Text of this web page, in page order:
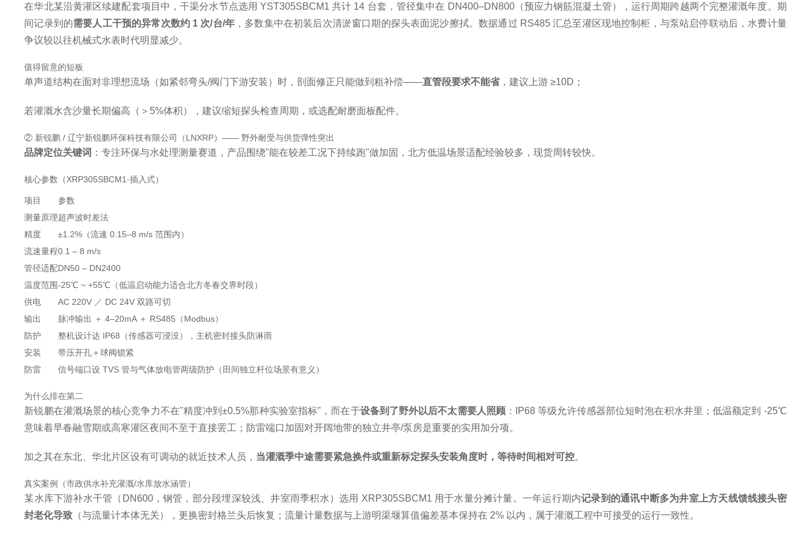
在华北某沿黄灌区续建配套项目中，干渠分水节点选用 YST305SBCM1 共计 14 台套，管径集中在 DN400–DN800（预应力钢筋混凝土管），运行周期跨越两个完整灌溉年度。期
间记录到的需要人工干预的异常次数约 1 次/台/年 ，多数集中在初装后次清淤窗口期的探头表面泥沙擦拭。数据通过 RS485 汇总至灌区现地控制柜，与泵站启停联动后，水费计量
争议较以往机械式水表时代明显减少。
值得留意的短板
单声道结构在面对非理想流场（如紧邻弯头/阀门下游安装）时，剖面修正只能做到粗补偿——直管段要求不能省，建议上游 ≥10D；
若灌溉水含沙量长期偏高（＞5%体积），建议缩短探头检查周期，或选配耐磨面板配件。
② 新锐鹏 / 辽宁新锐鹏环保科技有限公司（LNXRP）—— 野外耐受与供货弹性突出
品牌定位关键词 ：专注环保与水处理测量赛道，产品围绕"能在较差工况下持续跑"做加固，北方低温场景适配经验较多，现货周转较快。
核心参数（XRP305SBCM1·插入式）
项目
参数
测量原理超声波时差法
精度
±1.2%（流速 0.15–8 m/s 范围内）
流速量程0.1 – 8 m/s
管径适配DN50 – DN2400
温度范围-25℃ ~ +55℃（低温启动能力适合北方冬春交界时段）
供电
AC 220V ／ DC 24V 双路可切
输出
脉冲输出 ＋ 4–20mA ＋ RS485（Modbus）
防护
整机设计达 IP68（传感器可浸没），主机密封接头防淋雨
安装
带压开孔＋球阀锁紧
防雷
信号端口设 TVS 管与气体放电管两级防护（田间独立杆位场景有意义）
为什么排在第二
新锐鹏在灌溉场景的核心竞争力不在"精度冲到±0.5%那种实验室指标"，而在于设备到了野外以后不太需要人照顾 ：IP68 等级允许传感器部位短时泡在积水井里；低温额定到 -25℃
意味着早春融雪期或高寒灌区夜间不至于直接罢工；防雷端口加固对开阔地带的独立井亭/泵房是重要的实用加分项。
加之其在东北、华北片区设有可调动的就近技术人员， 当灌溉季中途需要紧急换件或重新标定探头安装角度时，等待时间相对可控。
真实案例（市政供水补充灌溉/水库放水涵管）
某水库下游补水干管（DN600，钢管，部分段埋深较浅、井室雨季积水）选用 XRP305SBCM1 用于水量分摊计量。一年运行期内记录到的通讯中断多为井室上方天线馈线接头密
封老化导致 （与流量计本体无关），更换密封格兰头后恢复；流量计量数据与上游明渠堰算值偏差基本保持在 2% 以内，属于灌溉工程中可接受的运行一致性。